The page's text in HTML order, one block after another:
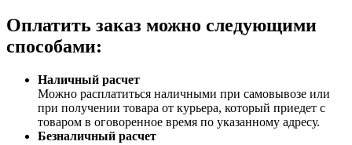
Оплатить заказ можно следующими
способами:
Наличный расчет
Можно расплатиться наличными при самовывозе или
при получении товара от курьера, который приедет с
товаром в оговоренное время по указанному адресу.
Безналичный расчет